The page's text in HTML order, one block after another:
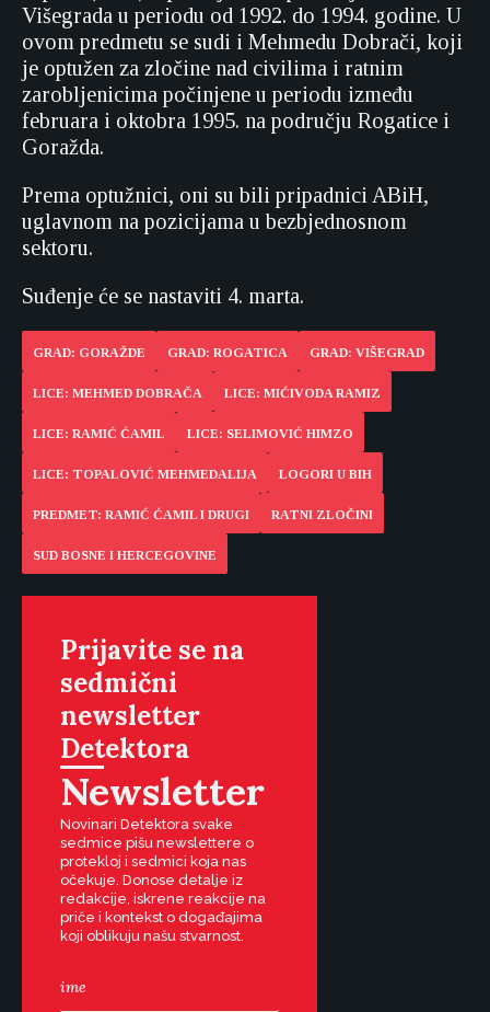
Višegrada u periodu od 1992. do 1994. godine. U
ovom predmetu se sudi i Mehmedu Dobrači, koji
je optužen za zločine nad civilima i ratnim
zarobljenicima počinjene u periodu između
februara i oktobra 1995. na području Rogatice i
Goražda.
Prema optužnici, oni su bili pripadnici ABiH,
uglavnom na pozicijama u bezbjednosnom
sektoru.
Suđenje će se nastaviti 4. marta.
GRAD: GORAŽDE GRAD: ROGATICA GRAD: VIŠEGRAD
LICE: MEHMED DOBRAČA LICE: MIĆIVODA RAMIZ
LICE: RAMIĆ ĆAMIL LICE: SELIMOVIĆ HIMZO
LICE: TOPALOVIĆ MEHMEDALIJA LOGORI U BIH
PREDMET: RAMIĆ ĆAMIL I DRUGI RATNI ZLOČINI
SUD BOSNE I HERCEGOVINE
Prijavite se na
sedmični
newsletter
Detektora
Newsletter
Novinari Detektora svake
sedmice pišu newslettere o
protekloj i sedmici koja nas
očekuje. Donose detalje iz
redakcije, iskrene reakcije na
priče i kontekst o događajima
koji oblikuju našu stvarnost.